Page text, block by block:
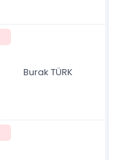
Burak TÜRK